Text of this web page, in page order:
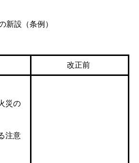
設（条例）
改正前
災の
注意